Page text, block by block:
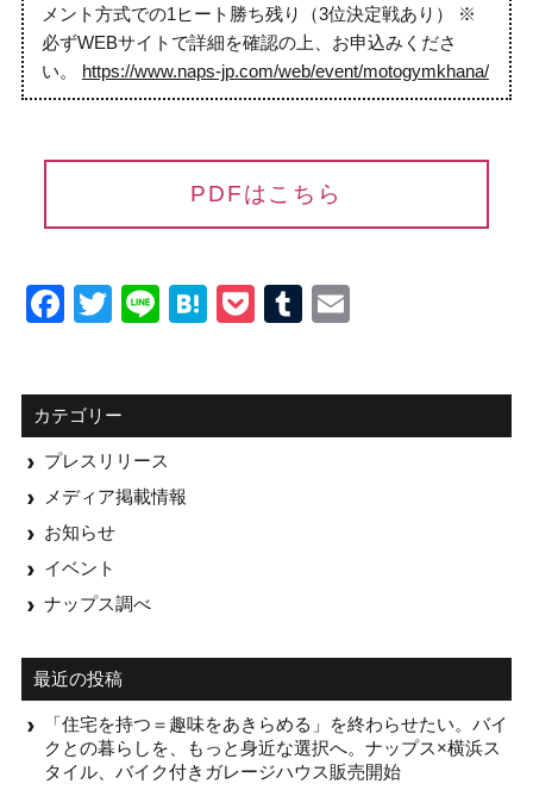
メント方式での1ヒート勝ち残り（3位決定戦あり） ※
必ずWEBサイトで詳細を確認の上、お申込みくださ
い。
https://www.naps-jp.com/web/event/motogymkhana/
PDFはこちら
Facebook
Twitter
LineHatena
PocketTumblr
カテゴリー
プレスリリース
メディア掲載情報
お知らせ
イベント
ナップス調べ
最近の投稿
「住宅を持つ＝趣味をあきらめる」を終わらせたい。バイ
クとの暮らしを、もっと身近な選択へ。ナップス×横浜ス
タイル、バイク付きガレージハウス販売開始